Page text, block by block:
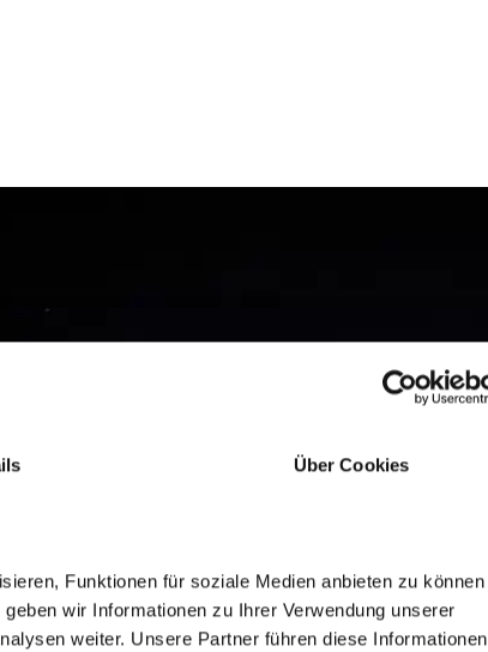
Über Cookies
Funktionen für soziale Medien anbieten zu können
wir Informationen zu Ihrer Verwendung unserer
weiter. Unsere Partner führen diese Informationen